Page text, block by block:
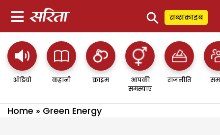
⚲ सब्सक्राइब
ऑडियो कहानी क्राइम
आपकी
समस्याएं
राजनीति
Home » Green Energy